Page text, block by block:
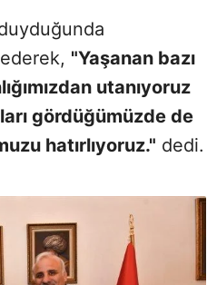
"Yaşanan bazı
utanıyoruz
gördüğümüzde de
hatırlıyoruz." dedi.